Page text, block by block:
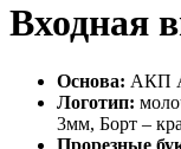
Входная
Основа: АКП
Логотип:
3мм, Борт –
Прорезные